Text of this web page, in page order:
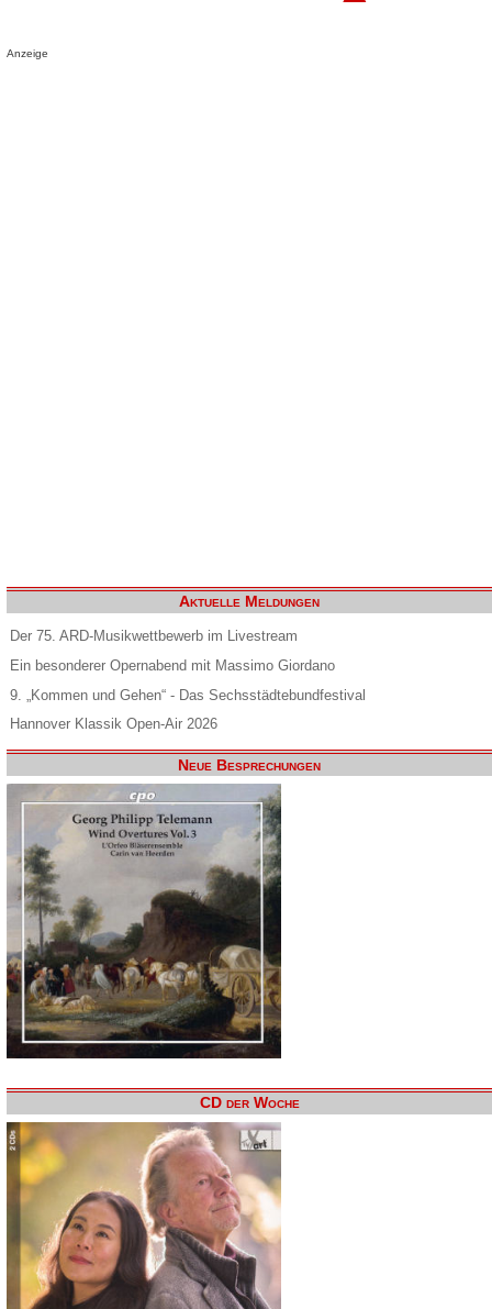
Anzeige
Aktuelle Meldungen
Der 75. ARD-Musikwettbewerb im Livestream
Ein besonderer Opernabend mit Massimo Giordano
9. „Kommen und Gehen“ - Das Sechsstädtebundfestival
Hannover Klassik Open-Air 2026
Neue Besprechungen
CD der Woche